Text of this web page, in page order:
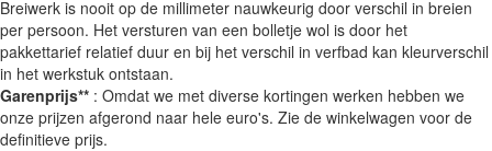
Breiwerk is nooit op de millimeter nauwkeurig door verschil in breien
per persoon. Het versturen van een bolletje wol is door het
pakkettarief relatief duur en bij het verschil in verfbad kan kleurverschil
in het werkstuk ontstaan.
Garenprijs** : Omdat we met diverse kortingen werken hebben we
onze prijzen afgerond naar hele euro's. Zie de winkelwagen voor de
definitieve prijs.